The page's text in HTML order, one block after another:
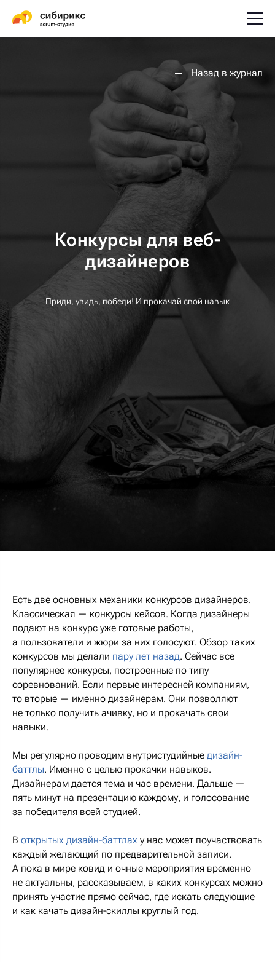
Назад в журнал
Конкурсы для веб-
дизайнеров
Приди, увидь, победи! И прокачай свой навык
Есть две основных механики конкурсов дизайнеров.
Классическая — конкурсы кейсов. Когда дизайнеры
подают на конкурс уже готовые работы,
а пользователи и жюри за них голосуют. Обзор таких
конкурсов мы делали пару лет назад. Сейчас все
популярнее конкурсы, построенные по типу
соревнований. Если первые интересней компаниям,
то вторые — именно дизайнерам. Они позволяют
не только получить ачивку, но и прокачать свои
навыки.
Мы регулярно проводим внутристудийные дизайн-
баттлы. Именно с целью прокачки навыков.
Дизайнерам дается тема и час времени. Дальше —
пять минут на презентацию каждому, и голосование
за победителя всей студией.
В открытых дизайн-баттлах у нас может поучаствовать
каждый желающий по предварительной записи.
А пока в мире ковид и очные мероприятия временно
не актуальны, рассказываем, в каких конкурсах можно
принять участие прямо сейчас, где искать следующие
и как качать дизайн-скиллы круглый год.